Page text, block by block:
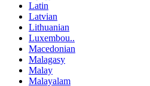
Latin
Latvian
Lithuanian
Luxembou..
Macedonian
Malagasy
Malay
Malayalam